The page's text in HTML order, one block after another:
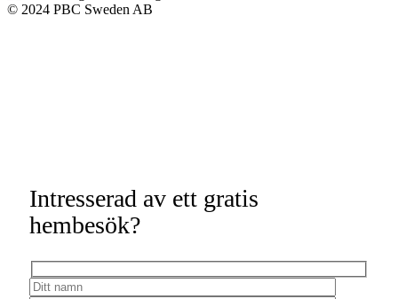
© 2024 PBC Sweden AB
Intresserad av ett gratis
hembesök?